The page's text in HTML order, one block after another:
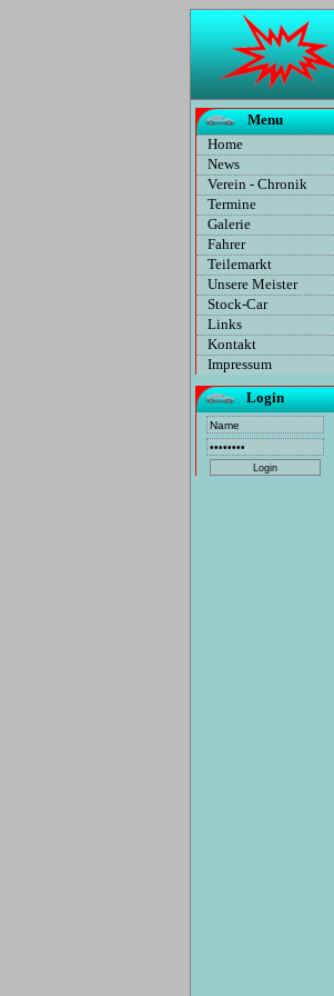
Menu
Home
News
Verein - Chronik
Termine
Galerie
Fahrer
Teilemarkt
Unsere Meister
Stock-Car
Links
Kontakt
Impressum
Login